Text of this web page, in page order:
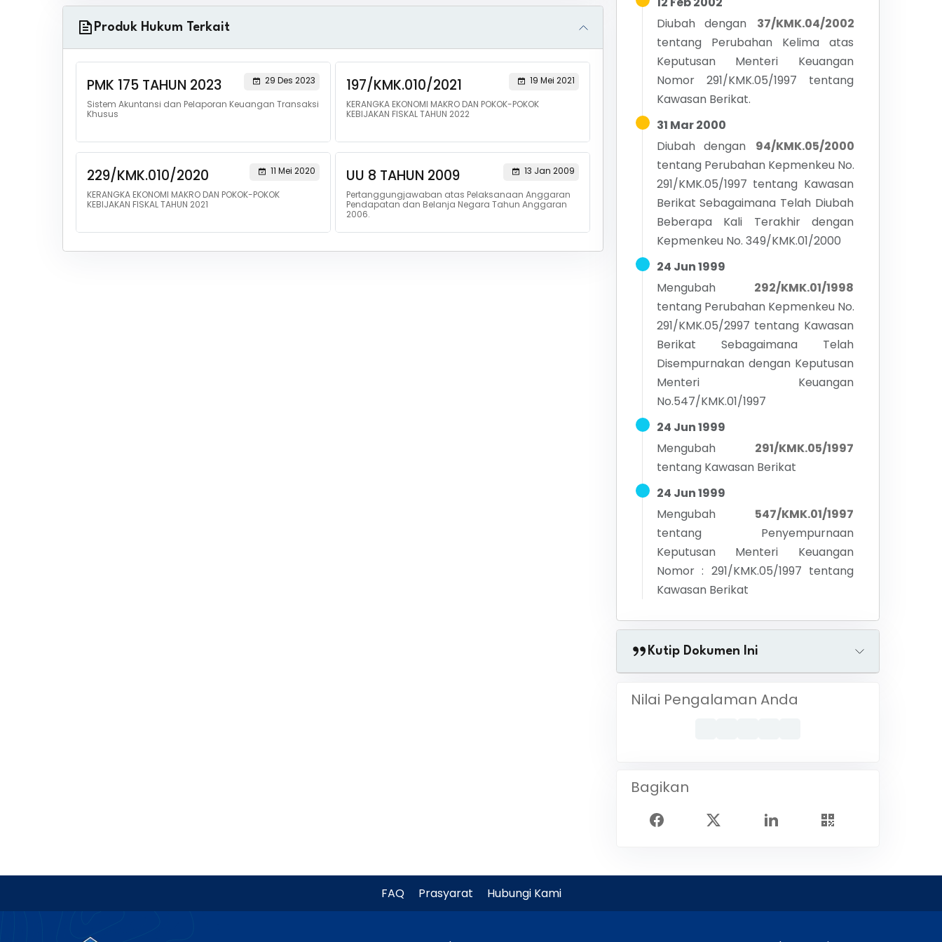
Produk Hukum Terkait
PMK 175 TAHUN 2023
29 Des 2023
Sistem Akuntansi dan Pelaporan Keuangan Transaksi
Khusus
197/KMK.010/2021
19 Mei 2021
KERANGKA EKONOMI MAKRO DAN POKOK-POKOK
KEBIJAKAN FISKAL TAHUN 2022
229/KMK.010/2020
11 Mei 2020
KERANGKA EKONOMI MAKRO DAN POKOK-POKOK
KEBIJAKAN FISKAL TAHUN 2021
UU 8 TAHUN 2009
13 Jan 2009
Pertanggungjawaban atas Pelaksanaan Anggaran
Pendapatan dan Belanja Negara Tahun Anggaran
2006.
Diubah dengan
37/KMK.04/2002
tentang Perubahan Kelima atas
Keputusan Menteri Keuangan
Nomor 291/KMK.05/1997 tentang
Kawasan Berikat.
31 Mar 2000
Diubah dengan
94/KMK.05/2000
tentang Perubahan Kepmenkeu No.
291/KMK.05/1997 tentang Kawasan
Berikat Sebagaimana Telah Diubah
Beberapa Kali Terakhir dengan
Kepmenkeu No. 349/KMK.01/2000
24 Jun 1999
Mengubah
292/KMK.01/1998
tentang Perubahan Kepmenkeu No.
291/KMK.05/2997 tentang Kawasan
Berikat Sebagaimana Telah
Disempurnakan dengan Keputusan
Menteri Keuangan
No.547/KMK.01/1997
24 Jun 1999
Mengubah
291/KMK.05/1997
tentang Kawasan Berikat
24 Jun 1999
Mengubah
547/KMK.01/1997
tentang Penyempurnaan
Keputusan Menteri Keuangan
Nomor : 291/KMK.05/1997 tentang
Kawasan Berikat
Kutip Dokumen Ini
Nilai Pengalaman Anda
Bagikan
FAQ Prasyarat Hubungi Kami